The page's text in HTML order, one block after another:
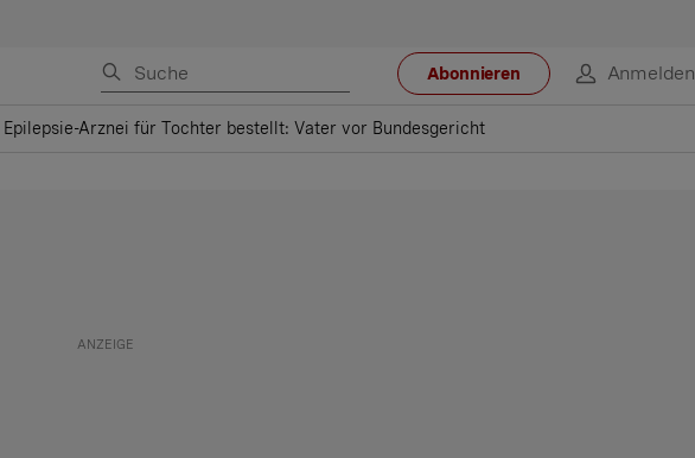
Abonnieren Anmelden
Epilepsie-Arznei für Tochter bestellt: Vater vor Bundesgericht